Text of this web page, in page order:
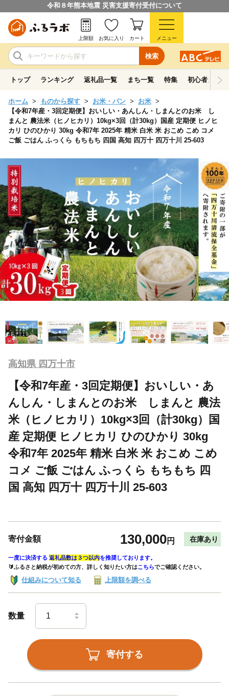
令和８年熊本地震 災害支援寄付受付について
検索
上限額 お気に入り カート メニュー
トップ ランキング 返礼品一覧 まち一覧 特集 初心者ガイド
ホーム ものから探す お米・パン
お米
【令和7年産・3回定期便】おいしい・あんしん・しまんとのお米 し
まんと 農法米（ヒノヒカリ）10kg×3回（計30kg）国産 定期便 ヒノヒ
カリ ひのひかり 30kg 令和7年 2025年 精米 白米 米 おこめ こめ コメ
ご飯 ごはん ふっくら もちもち 四国 高知 四万十 四万十川 25-603
高知県 四万十市
【令和7年産・3回定期便】おいしい・あ
んしん・しまんとのお米 しまんと 農法
米（ヒノヒカリ）10kg×3回（計30kg）国
産 定期便 ヒノヒカリ ひのひかり 30kg
令和7年 2025年 精米 白米 米 おこめ こめ
コメ ご飯 ごはん ふっくら もちもち 四
国 高知 四万十 四万十川 25-603
寄付金額 130,000円 在庫あり
一度に決済する 返礼品数は３つ以内を推奨しております。
🔰ふるさと納税が初めての方、詳しく知りたい方はこちらでご確認ください。
仕組みについて知る 上限額を調べる
数量
寄付する